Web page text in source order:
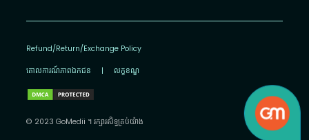
Refund/Return/Exchange Policy
គោលការណ៍​ភាព​ឯកជន | លក្ខខណ្ឌ
© 2023 GoMedii ។ រក្សា​រ​សិទ្ធ​គ្រប់យ៉ាង